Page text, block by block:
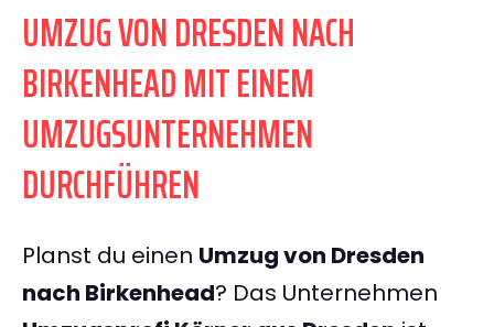
UMZUG VON DRESDEN NACH
BIRKENHEAD MIT EINEM
UMZUGSUNTERNEHMEN
DURCHFÜHREN
Planst du einen Umzug von Dresden
nach Birkenhead? Das Unternehmen